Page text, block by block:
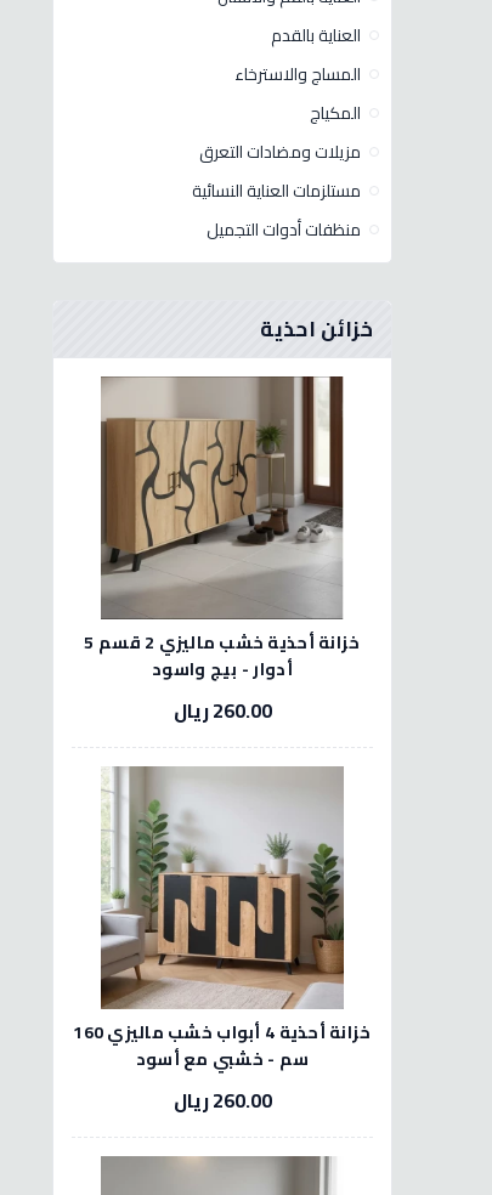
العناية بالقدم
المساج والاسترخاء
المكياج
مزيلات ومضادات التعرق
مستلزمات العناية النسائية
منظفات أدوات التجميل
خزائن احذية
خزانة أحذية خشب ماليزي 2 قسم 5
أدوار - بيج واسود
260.00 ريال
خزانة أحذية 4 أبواب خشب ماليزي 160
سم - خشبي مع أسود
260.00 ريال